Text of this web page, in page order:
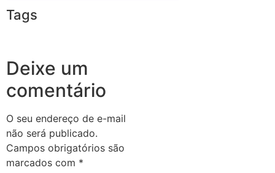
Tags
Deixe um
comentário
O seu endereço de e-mail
não será publicado.
Campos obrigatórios são
marcados com *